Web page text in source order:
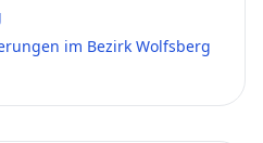
im Bezirk Wolfsberg